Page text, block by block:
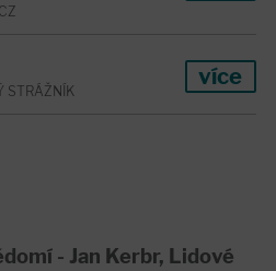
STRÁŽNÍK
více
- Jan Kerbr, Lidové